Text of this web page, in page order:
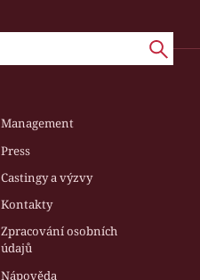
Management
Press
Castingy a výzvy
Kontakty
Zpracování osobních
údajů
Nápověda